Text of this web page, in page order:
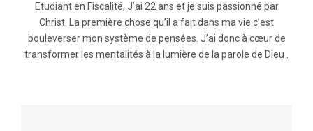
Etudiant en Fiscalité, J’ai 22 ans et je suis passionné par
Christ. La première chose qu’il a fait dans ma vie c’est
bouleverser mon système de pensées. J’ai donc à cœur de
transformer les mentalités à la lumière de la parole de Dieu .